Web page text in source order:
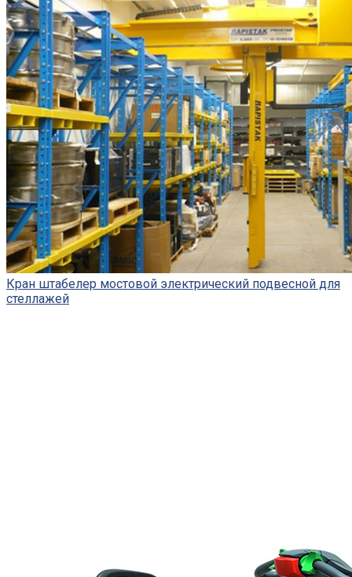
Кран штабелер мостовой электрический подвесной для
стеллажей